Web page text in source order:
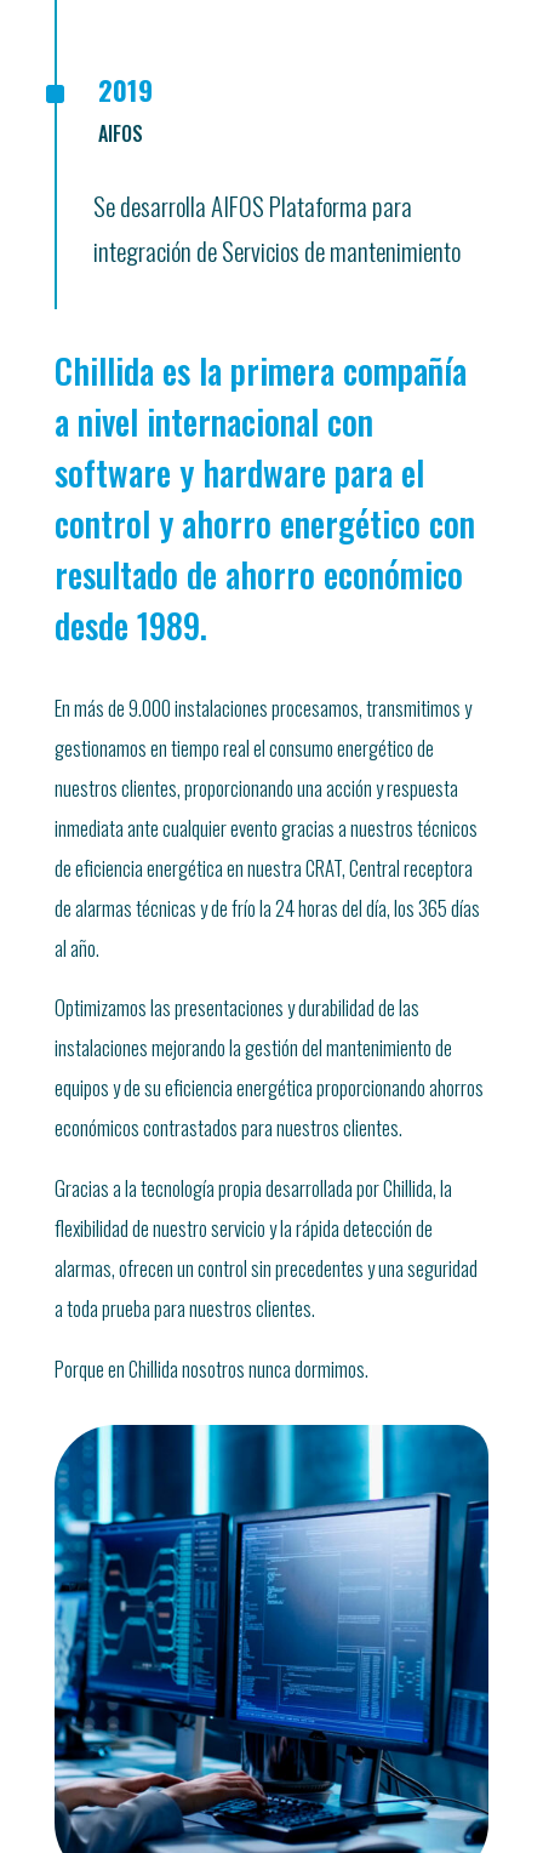
^ 2019
AIFOS
Se desarrolla AIFOS Plataforma para
integración de Servicios de mantenimiento
Chillida es la primera compañía
a nivel internacional con
software y hardware para el
control y ahorro energético con
resultado de ahorro económico
desde 1989.
En más de 9.000 instalaciones procesamos, transmitimos y
gestionamos en tiempo real el consumo energético de
nuestros clientes, proporcionando una acción y respuesta
inmediata ante cualquier evento gracias a nuestros técnicos
de eficiencia energética en nuestra CRAT, Central receptora
de alarmas técnicas y de frío la 24 horas del día, los 365 días
al año.
Optimizamos las presentaciones y durabilidad de las
instalaciones mejorando la gestión del mantenimiento de
equipos y de su eficiencia energética proporcionando ahorros
económicos contrastados para nuestros clientes.
Gracias a la tecnología propia desarrollada por Chillida, la
flexibilidad de nuestro servicio y la rápida detección de
alarmas, ofrecen un control sin precedentes y una seguridad
a toda prueba para nuestros clientes.
Porque en Chillida nosotros nunca dormimos.